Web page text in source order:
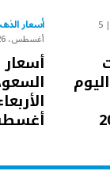
5 أسعار
أغسطس، 2026
أغسطس